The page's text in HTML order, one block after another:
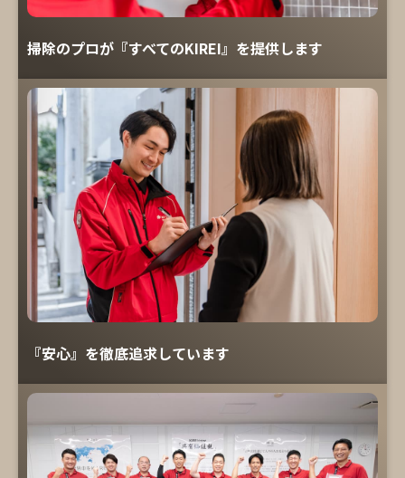
掃除のプロが『すべてのKIREI』を提供します
『安心』を徹底追求しています